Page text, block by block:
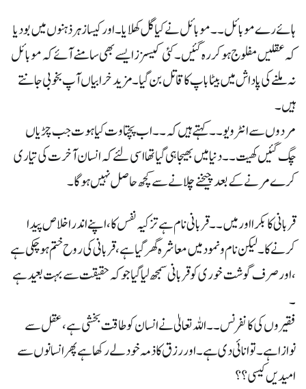
ہائے رے موبائل ۔۔ موبائل نے کیا گل کھلایا ۔ اور کیسا زہر ذہنوں میں بودیا
کہ عقلیں مفلوج ہوکر رہ گئیں ۔ کئی کیسزز ایسے بھی سامنے آئے کہ موبائل
نہ ملنے کی پاداش میں بیٹا باپ کا قاتل بن گیا ۔ مزید خرابیاں آپ بخوبی جانتے
ہیں ۔
مردوں سے انٹرویو ۔۔ کہتے ہیں کہ ۔۔ اب پچتاوت کیا ہوت جب چڑیاں
چگ گئیں کھیت ۔۔ دنیا میں بھیجا ہی گیا تھا اسی لئے کہ انسان آخرت کی تیاری
کرے مرنے کے بعد چیخنے چلانے سے کچھ حاصل نہیں ہوگا ۔
قربانی کا بکرا اور میں ۔۔ قربانی نام ہے تزکیہ نفس کا ، اپنے اندر اخلاص پیدا
کرنے کا ۔ لیکن نام و نمود میں معاشرہ گھر گیا ہے ، قربانی کی روح ختم ہو چکی ہے
،اور صرف گوشت خوری کو قربانی سمجھ لیا گیا جو کہ حقیقت سے بہت بعید ہے
۔
فقیروں کی کانفرنس ۔۔ اللہ تعالیٰ نے انسان کو طاقت بخشی ہے ، عقل سے
نوازا ہے ۔ توانائی دی ہے ۔ اور رزق کا ذمہ خود لے رکھا ہے پھر انسانوں سے
امیدیں کیسی ؟؟